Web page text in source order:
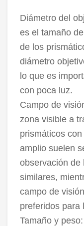
Diámetro del
es el tamaño
de los
diámetro
lo que es
con poca luz.
Campo de
zona visible a
prismáticos
amplio suelen
observación de
similares,
campo de
preferidos para
Tamaño y